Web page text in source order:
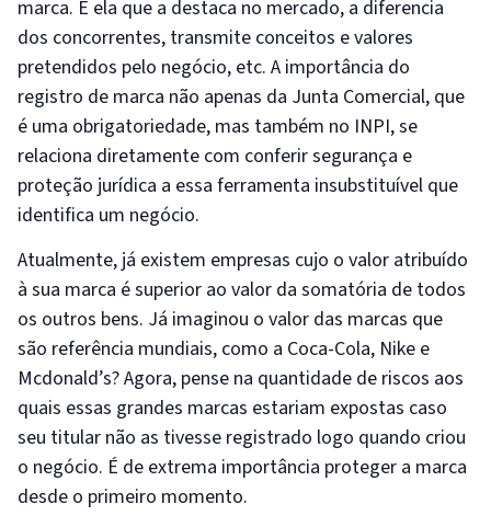
marca. É ela que a destaca no mercado, a diferencia
dos concorrentes, transmite conceitos e valores
pretendidos pelo negócio, etc. A importância do
registro de marca não apenas da Junta Comercial, que
é uma obrigatoriedade, mas também no INPI, se
relaciona diretamente com conferir segurança e
proteção jurídica a essa ferramenta insubstituível que
identifica um negócio.
Atualmente, já existem empresas cujo o valor atribuído
à sua marca é superior ao valor da somatória de todos
os outros bens. Já imaginou o valor das marcas que
são referência mundiais, como a Coca-Cola, Nike e
Mcdonald’s? Agora, pense na quantidade de riscos aos
quais essas grandes marcas estariam expostas caso
seu titular não as tivesse registrado logo quando criou
o negócio. É de extrema importância proteger a marca
desde o primeiro momento.